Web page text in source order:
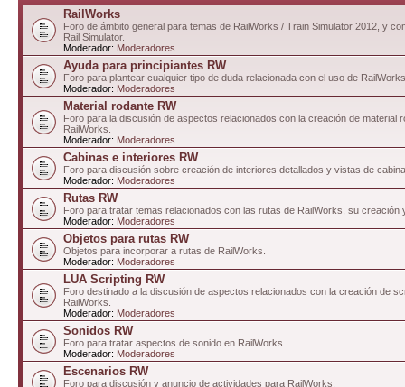
RailWorks
Foro de ámbito general para temas de RailWorks / Train Simulator 2012, y
Rail Simulator.
Moderador: Moderadores
Ayuda para principiantes RW
Foro para plantear cualquier tipo de duda relacionada con el uso de
Moderador: Moderadores
Material rodante RW
Foro para la discusión de aspectos relacionados con la creación de material
RailWorks.
Moderador: Moderadores
Cabinas e interiores RW
Foro para discusión sobre creación de interiores detallados y vistas de
Moderador: Moderadores
Rutas RW
Foro para tratar temas relacionados con las rutas de RailWorks, su creación
Moderador: Moderadores
Objetos para rutas RW
Objetos para incorporar a rutas de RailWorks.
Moderador: Moderadores
LUA Scripting RW
Foro destinado a la discusión de aspectos relacionados con la creación de
RailWorks.
Moderador: Moderadores
Sonidos RW
Foro para tratar aspectos de sonido en RailWorks.
Moderador: Moderadores
Escenarios RW
Foro para discusión y anuncio de actividades para RailWorks.